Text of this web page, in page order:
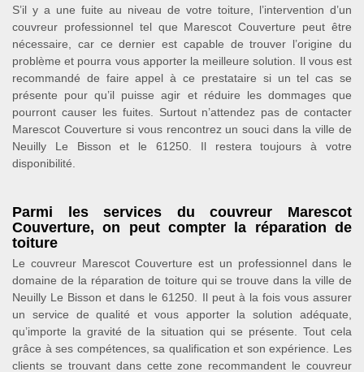
S’il y a une fuite au niveau de votre toiture, l’intervention d’un
couvreur professionnel tel que Marescot Couverture peut être
nécessaire, car ce dernier est capable de trouver l’origine du
problème et pourra vous apporter la meilleure solution. Il vous est
recommandé de faire appel à ce prestataire si un tel cas se
présente pour qu’il puisse agir et réduire les dommages que
pourront causer les fuites. Surtout n’attendez pas de contacter
Marescot Couverture si vous rencontrez un souci dans la ville de
Neuilly Le Bisson et le 61250. Il restera toujours à votre
disponibilité.
Parmi les services du couvreur Marescot
Couverture, on peut compter la réparation de
toiture
Le couvreur Marescot Couverture est un professionnel dans le
domaine de la réparation de toiture qui se trouve dans la ville de
Neuilly Le Bisson et dans le 61250. Il peut à la fois vous assurer
un service de qualité et vous apporter la solution adéquate,
qu’importe la gravité de la situation qui se présente. Tout cela
grâce à ses compétences, sa qualification et son expérience. Les
clients se trouvant dans cette zone recommandent le couvreur